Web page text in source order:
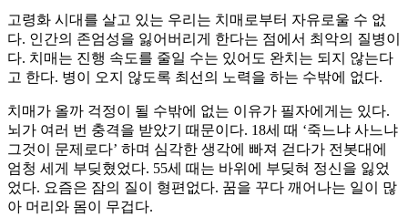
고령화 시대를 살고 있는 우리는 치매로부터 자유로울 수 없
다. 인간의 존엄성을 잃어버리게 한다는 점에서 최악의 질병이
다. 치매는 진행 속도를 줄일 수는 있어도 완치는 되지 않는다
고 한다. 병이 오지 않도록 최선의 노력을 하는 수밖에 없다.
치매가 올까 걱정이 될 수밖에 없는 이유가 필자에게는 있다.
뇌가 여러 번 충격을 받았기 때문이다. 18세 때 ‘죽느냐 사느냐
그것이 문제로다’ 하며 심각한 생각에 빠져 걷다가 전봇대에
엄청 세게 부딪혔었다. 55세 때는 바위에 부딪혀 정신을 잃었
었다. 요즘은 잠의 질이 형편없다. 꿈을 꾸다 깨어나는 일이 많
아 머리와 몸이 무겁다.